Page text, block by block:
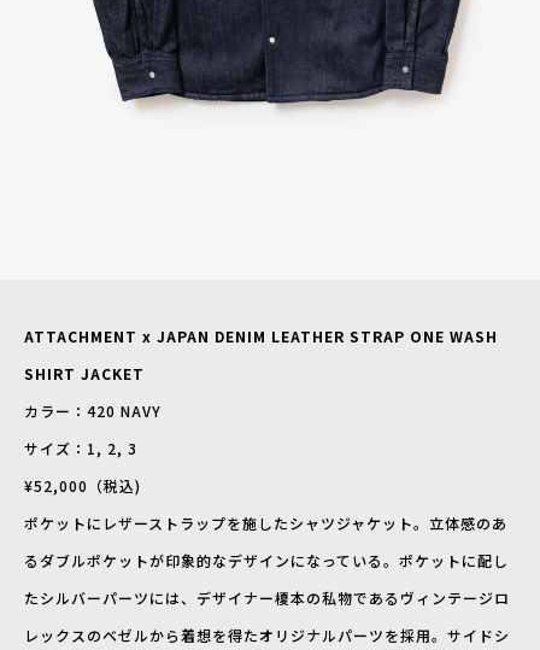
ATTACHMENT x JAPAN DENIM LEATHER STRAP ONE WASH
SHIRT JACKET
カラー：420 NAVY
サイズ：1, 2, 3
¥52,000（税込)
ポケットにレザーストラップを施したシャツジャケット。立体感のあ
るダブルポケットが印象的なデザインになっている。ポケットに配し
たシルバーパーツには、デザイナー榎本の私物であるヴィンテージロ
レックスのベゼルから着想を得たオリジナルパーツを採用。サイドシ